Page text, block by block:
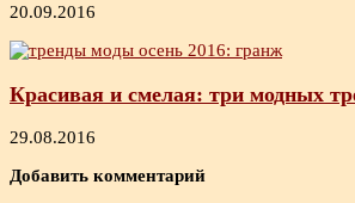
20.09.2016
Красивая и смелая: три модных
29.08.2016
Добавить комментарий